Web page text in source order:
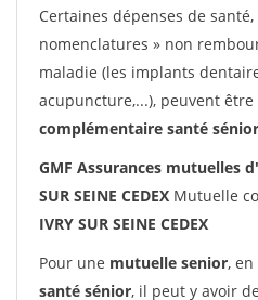
Certaines dépenses de
nomenclatures » non
maladie (les implants
acupuncture,...), peuvent
complémentaire santé sénior
GMF Assurances mutuelles
SUR SEINE CEDEX Mutuelle
IVRY SUR SEINE CEDEX
Pour une mutuelle senior,
santé sénior, il peut y avoir